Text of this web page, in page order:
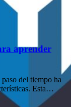
aprender
del tiempo ha
Esta…